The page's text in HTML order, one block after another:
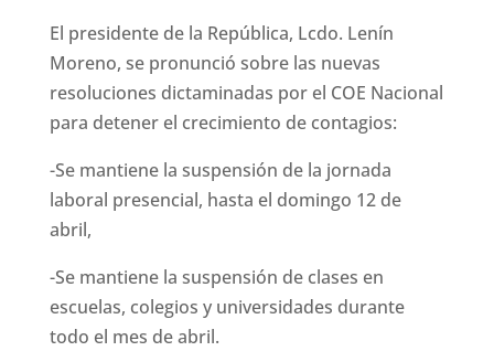
El presidente de la República, Lcdo. Lenín
Moreno, se pronunció sobre las nuevas
resoluciones dictaminadas por el COE Nacional
para detener el crecimiento de contagios:
-Se mantiene la suspensión de la jornada
laboral presencial, hasta el domingo 12 de
abril,
-Se mantiene la suspensión de clases en
escuelas, colegios y universidades durante
todo el mes de abril.